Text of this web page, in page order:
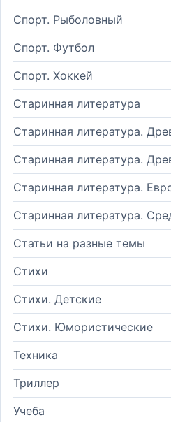
Спорт. Рыболовный
Спорт. Футбол
Спорт. Хоккей
Старинная литература
Старинная литература.
Старинная литература.
Старинная литература.
Старинная литература.
Статьи на разные темы
Стихи
Стихи. Детские
Стихи. Юмористические
Техника
Триллер
Учеба